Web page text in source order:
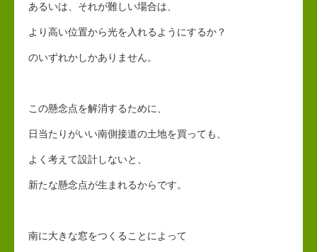
あるいは、それが難しい場合は、
より高い位置から光を入れるようにするか？
のいずれかしかありません。
この懸念点を解消するために、
日当たりがいい南側接道の土地を買っても、
よく考えて設計しないと、
新たな懸念点が生まれるからです。
南に大きな窓をつくることによって